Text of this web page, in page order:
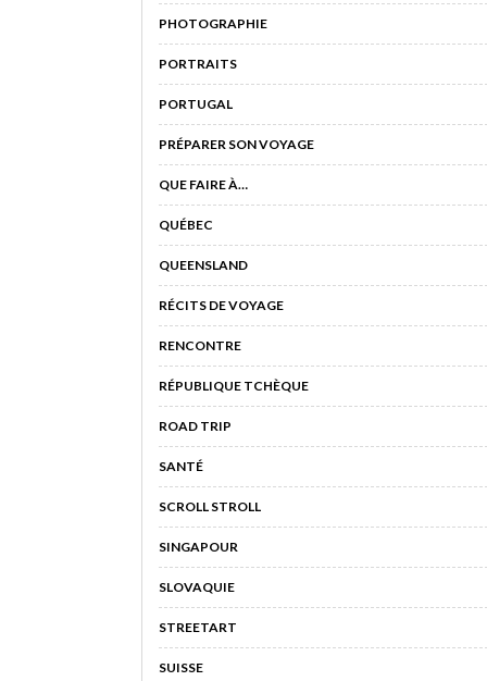
PHOTOGRAPHIE
PORTRAITS
PORTUGAL
PRÉPARER SON VOYAGE
QUE FAIRE À…
QUÉBEC
QUEENSLAND
RÉCITS DE VOYAGE
RENCONTRE
RÉPUBLIQUE TCHÈQUE
ROAD TRIP
SANTÉ
SCROLL STROLL
SINGAPOUR
SLOVAQUIE
STREETART
SUISSE